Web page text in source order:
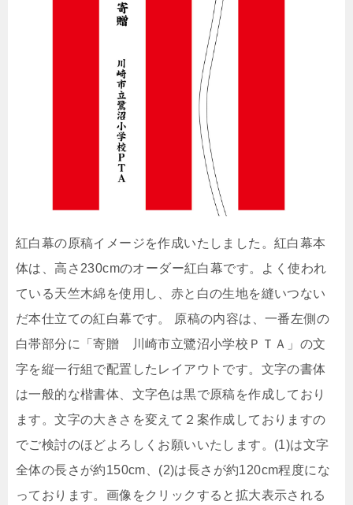
紅白幕の原稿イメージを作成いたしました。紅白幕本
体は、高さ230cmのオーダー紅白幕です。よく使われ
ている天竺木綿を使用し、赤と白の生地を縫いつない
だ本仕立ての紅白幕です。 原稿の内容は、一番左側の
白帯部分に「寄贈 川崎市立鷺沼小学校ＰＴＡ」の文
字を縦一行組で配置したレイアウトです。文字の書体
は一般的な楷書体、文字色は黒で原稿を作成しており
ます。文字の大きさを変えて２案作成しておりますの
でご検討のほどよろしくお願いいたします。(1)は文字
全体の長さが約150cm、(2)は長さが約120cm程度にな
っております。画像をクリックすると拡大表示される